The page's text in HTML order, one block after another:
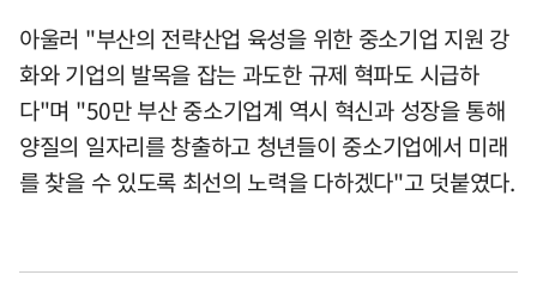
아울러 "부산의 전략산업 육성을 위한 중소기업 지원 강
화와 기업의 발목을 잡는 과도한 규제 혁파도 시급하
다"며 "50만 부산 중소기업계 역시 혁신과 성장을 통해
양질의 일자리를 창출하고 청년들이 중소기업에서 미래
를 찾을 수 있도록 최선의 노력을 다하겠다"고 덧붙였다.